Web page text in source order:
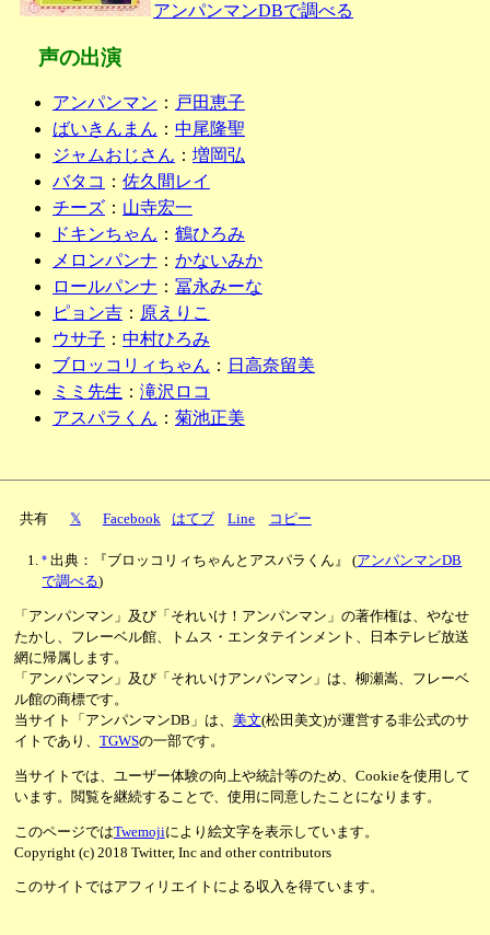
アンパンマンDBで調べる
声の出演
アンパンマン ： 戸田恵子
ばいきんまん ： 中尾隆聖
ジャムおじさん ： 増岡弘
バタコ ： 佐久間レイ
チーズ ： 山寺宏一
ドキンちゃん ： 鶴ひろみ
メロンパンナ ： かないみか
ロールパンナ ： 冨永みーな
ピョン吉 ： 原えりこ
ウサ子 ： 中村ひろみ
ブロッコリィちゃん ： 日高奈留美
ミミ先生 ： 滝沢ロコ
アスパラくん ： 菊池正美
共有 𝕏 Facebook はてブ Line コピー
* 出典：『ブロッコリィちゃんとアスパラくん』(アンパンマンDB
で調べる)
「アンパンマン」及び「それいけ！アンパンマン」の著作権は、やなせ
たかし、フレーベル館、トムス・エンタテインメント、日本テレビ放送
網に帰属します。
「アンパンマン」及び「それいけアンパンマン」は、柳瀬嵩、フレーベ
ル館の商標です。
当サイト「アンパンマンDB」は、 美文(松田美文)が運営する非公式のサ
イトであり、 TGWSの一部です。
当サイトでは、ユーザー体験の向上や統計等のため、Cookieを使用して
います。閲覧を継続することで、使用に同意したことになります。
このページではTwemojiにより絵文字を表示しています。
Copyright (c) 2018 Twitter, Inc and other contributors
このサイトではアフィリエイトによる収入を得ています。